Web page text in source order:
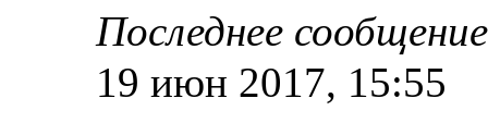
Последнее
19 июн 2017, 15:55